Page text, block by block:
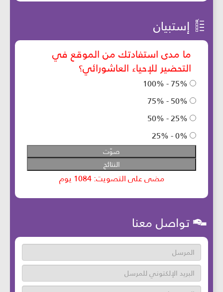
إستبيان
تواصل معنا